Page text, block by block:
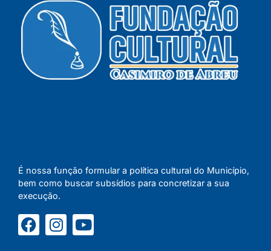
É nossa função formular a política cultural do Município,
bem como buscar subsídios para concretizar a sua
execução.